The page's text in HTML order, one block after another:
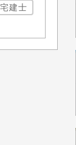
建士